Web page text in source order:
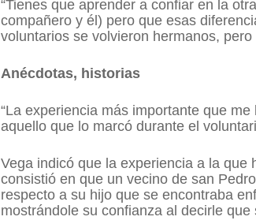
“Tienes que aprender a confiar en la
compañero y él) pero que esas
voluntarios se volvieron hermanos,
Anécdotas, historias
“La experiencia más importante que
aquello que lo marcó durante el
Vega indicó que la experiencia a la
consistió en que un vecino de san
respecto a su hijo que se encontraba
mostrándole su confianza al decirle